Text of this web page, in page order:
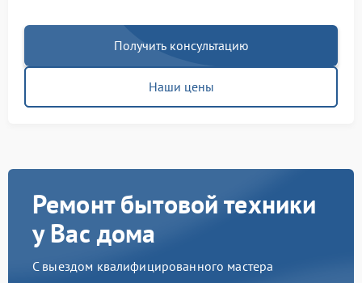
Получить консультацию
Наши цены
Ремонт бытовой техники
у Вас дома
С выездом квалифицированного мастера